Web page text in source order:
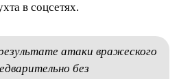
в соцсетях.
атаки вражеского
без